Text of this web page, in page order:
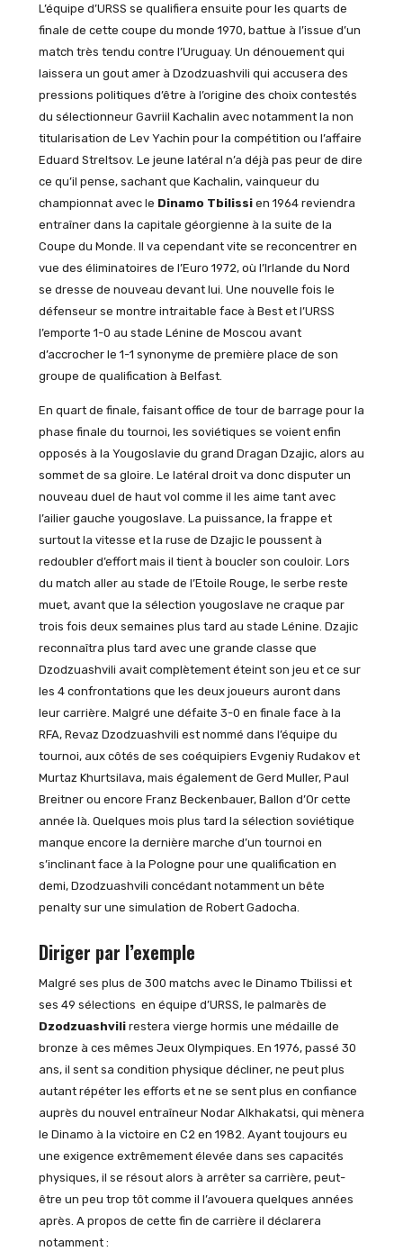
L’équipe d’URSS se qualifiera ensuite pour les quarts de
finale de cette coupe du monde 1970, battue à l’issue d’un
match très tendu contre l’Uruguay. Un dénouement qui
laissera un gout amer à Dzodzuashvili qui accusera des
pressions politiques d’être à l’origine des choix contestés
du sélectionneur Gavriil Kachalin avec notamment la non
titularisation de Lev Yachin pour la compétition ou l’affaire
Eduard Streltsov. Le jeune latéral n’a déjà pas peur de dire
ce qu’il pense, sachant que Kachalin, vainqueur du
championnat avec le Dinamo Tbilissien 1964 reviendra
entraîner dans la capitale géorgienne à la suite de la
Coupe du Monde. Il va cependant vite se reconcentrer en
vue des éliminatoires de l’Euro 1972, où l’Irlande du Nord
se dresse de nouveau devant lui. Une nouvelle fois le
défenseur se montre intraitable face à Best et l’URSS
l’emporte 1-0 au stade Lénine de Moscou avant
d’accrocher le 1-1 synonyme de première place de son
groupe de qualification à Belfast.
En quart de finale, faisant office de tour de barrage pour la
phase finale du tournoi, les soviétiques se voient enfin
opposés à la Yougoslavie du grand Dragan Dzajic, alors au
sommet de sa gloire. Le latéral droit va donc disputer un
nouveau duel de haut vol comme il les aime tant avec
l’ailier gauche yougoslave. La puissance, la frappe et
surtout la vitesse et la ruse de Dzajic le poussent à
redoubler d’effort mais il tient à boucler son couloir. Lors
du match aller au stade de l’Etoile Rouge, le serbe reste
muet, avant que la sélection yougoslave ne craque par
trois fois deux semaines plus tard au stade Lénine. Dzajic
reconnaîtra plus tard avec une grande classe que
Dzodzuashvili avait complètement éteint son jeu et ce sur
les 4 confrontations que les deux joueurs auront dans
leur carrière. Malgré une défaite 3-0 en finale face à la
RFA, Revaz Dzodzuashvili est nommé dans l’équipe du
tournoi, aux côtés de ses coéquipiers Evgeniy Rudakov et
Murtaz Khurtsilava, mais également de Gerd Muller, Paul
Breitner ou encore Franz Beckenbauer, Ballon d’Or cette
année là. Quelques mois plus tard la sélection soviétique
manque encore la dernière marche d’un tournoi en
s’inclinant face à la Pologne pour une qualification en
demi, Dzodzuashvili concédant notamment un bête
penalty sur une simulation de Robert Gadocha.
Diriger par l’exemple
Malgré ses plus de 300 matchs avec le Dinamo Tbilissi et
ses 49 sélections en équipe d’URSS, le palmarès de
Dzodzuashvilirestera vierge hormis une médaille de
bronze à ces mêmes Jeux Olympiques. En 1976, passé 30
ans, il sent sa condition physique décliner, ne peut plus
autant répéter les efforts et ne se sent plus en confiance
auprès du nouvel entraîneur Nodar Alkhakatsi, qui mènera
le Dinamo à la victoire en C2 en 1982. Ayant toujours eu
une exigence extrêmement élevée dans ses capacités
physiques, il se résout alors à arrêter sa carrière, peut-
être un peu trop tôt comme il l’avouera quelques années
après. A propos de cette fin de carrière il déclarera
notamment :